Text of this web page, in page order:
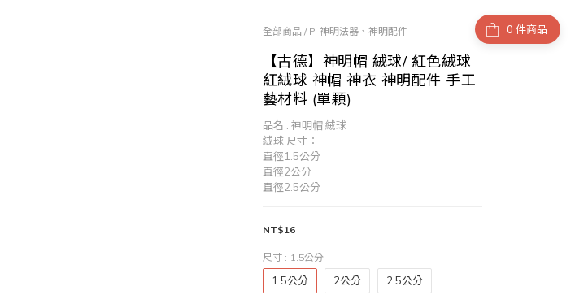
件商品
全部商品 / P. 神明法器、神明配件
【古德】神明帽 絨球/ 紅色絨球
紅絨球 神帽 神衣 神明配件 手工
藝材料 (單顆)
品名 : 神明帽 絨球
絨球 尺寸：
直徑1.5公分
直徑2公分
直徑2.5公分
NT$16
尺寸 : 1.5公分
1.5公分 2公分 2.5公分